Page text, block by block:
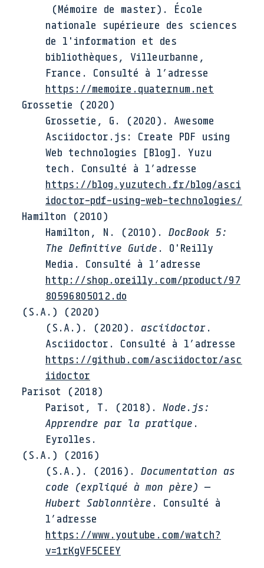
(Mémoire de master) . École
nationale supérieure des sciences
de l'information et des
bibliothèques , Villeurbanne,
France . Consulté à l’adresse
https://memoire.quaternum.net
Grossetie (2020)
Grossetie , G. (2020). Awesome
Asciidoctor.js: Create PDF using
Web technologies [Blog] . Yuzu
tech . Consulté à l’adresse
https://blog.yuzutech.fr/blog/asci
idoctor-pdf-using-web-technologies/
Hamilton (2010)
Hamilton , N. (2010). DocBook 5:
The Definitive Guide . O'Reilly
Media . Consulté à l’adresse
http://shop.oreilly.com/product/97
80596805012.do
(S.A.) (2020)
(S.A.). (2020). asciidoctor.
Asciidoctor . Consulté à l’adresse
https://github.com/asciidoctor/asc
iidoctor
Parisot (2018)
Parisot , T. (2018). Node.js:
Apprendre par la pratique .
Eyrolles .
(S.A.) (2016)
(S.A.). (2016). Documentation as
code (expliqué à mon père) —
Hubert Sablonnière . Consulté à
l’adresse
https://www.youtube.com/watch?
v=1rKgVF5CEEY